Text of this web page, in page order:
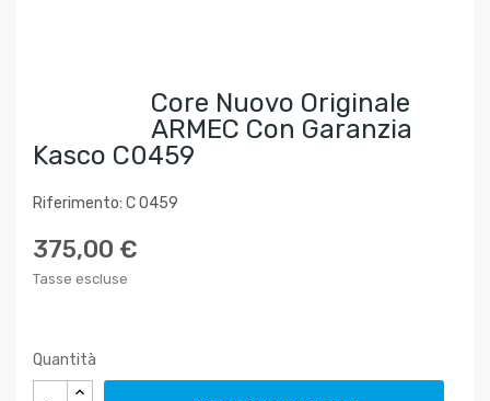
Core Nuovo Originale
ARMEC Con Garanzia
Kasco C0459
Riferimento: C 0459
375,00 €
Tasse escluse
Quantità